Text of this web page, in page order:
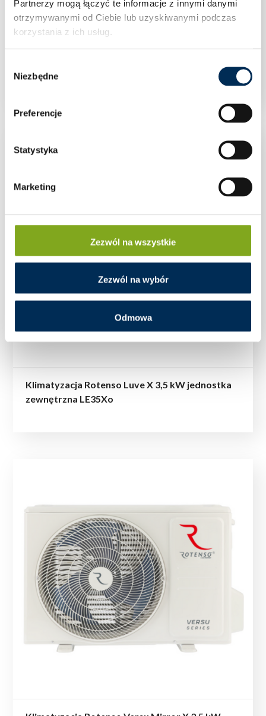
Partnerzy mogą łączyć te informacje z innymi danymi
otrzymywanymi od Ciebie lub uzyskiwanymi podczas
korzystania z ich usług.
zgody
Niezbędne
Preferencje
Statystyka
Marketing
Zezwól na wszystkie
Zezwól na wybór
Odmowa
Klimatyzacja Rotenso Luve X 3,5 kW jednostka
zewnętrzna LE35Xo